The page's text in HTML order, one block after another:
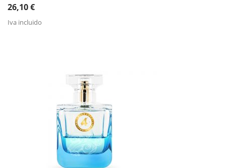
26,10€
Iva incluido